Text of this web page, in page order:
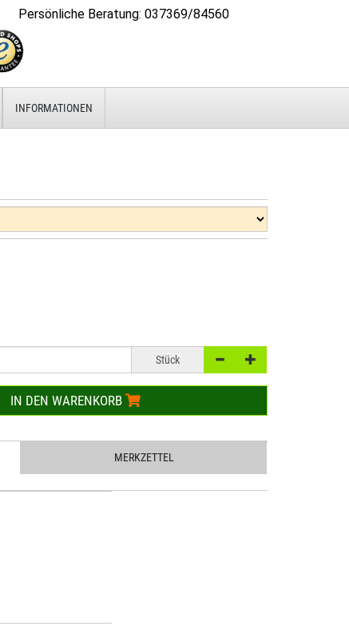
Persönliche Beratung: 037369/84560
INFORMATIONEN
Stück
IN DEN WARENKORB
MERKZETTEL